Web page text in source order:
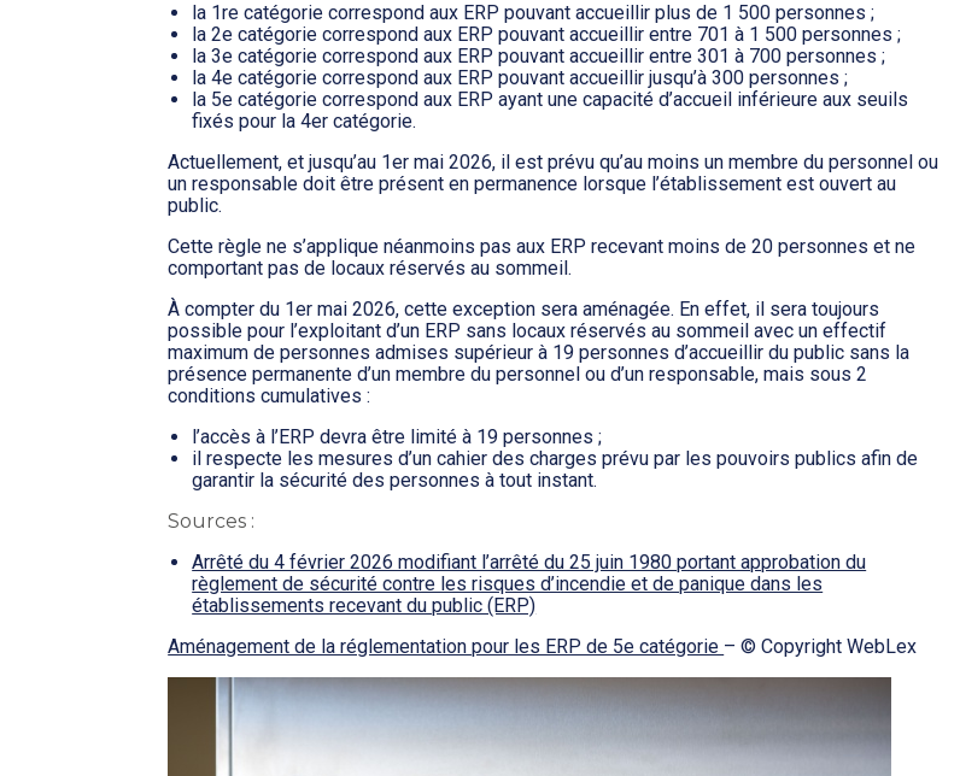
la 1re catégorie correspond aux ERP pouvant accueillir plus de 1 500 personnes ;
la 2e catégorie correspond aux ERP pouvant accueillir entre 701 à 1 500 personnes ;
la 3e catégorie correspond aux ERP pouvant accueillir entre 301 à 700 personnes ;
la 4e catégorie correspond aux ERP pouvant accueillir jusqu’à 300 personnes ;
la 5e catégorie correspond aux ERP ayant une capacité d’accueil inférieure aux seuils
fixés pour la 4er catégorie.
Actuellement, et jusqu’au 1er mai 2026, il est prévu qu’au moins un membre du personnel ou
un responsable doit être présent en permanence lorsque l’établissement est ouvert au
public.
Cette règle ne s’applique néanmoins pas aux ERP recevant moins de 20 personnes et ne
comportant pas de locaux réservés au sommeil.
À compter du 1er mai 2026, cette exception sera aménagée. En effet, il sera toujours
possible pour l’exploitant d’un ERP sans locaux réservés au sommeil avec un effectif
maximum de personnes admises supérieur à 19 personnes d’accueillir du public sans la
présence permanente d’un membre du personnel ou d’un responsable, mais sous 2
conditions cumulatives :
l’accès à l’ERP devra être limité à 19 personnes ;
il respecte les mesures d’un cahier des charges prévu par les pouvoirs publics afin de
garantir la sécurité des personnes à tout instant.
Sources :
Arrêté du 4 février 2026 modifiant l’arrêté du 25 juin 1980 portant approbation du
règlement de sécurité contre les risques d’incendie et de panique dans les
établissements recevant du public (ERP)
Aménagement de la réglementation pour les ERP de 5e catégorie – © Copyright WebLex